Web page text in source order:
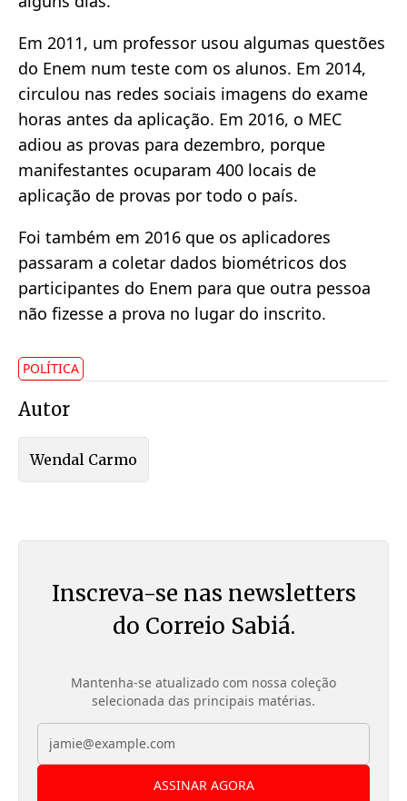
Em 2011, um professor usou algumas questões
do Enem num teste com os alunos. Em 2014,
circulou nas redes sociais imagens do exame
horas antes da aplicação. Em 2016, o MEC
adiou as provas para dezembro, porque
manifestantes ocuparam 400 locais de
aplicação de provas por todo o país.
Foi também em 2016 que os aplicadores
passaram a coletar dados biométricos dos
participantes do Enem para que outra pessoa
não fizesse a prova no lugar do inscrito.
POLÍTICA
Autor
Wendal Carmo
Inscreva-se nas newsletters
do Correio Sabiá.
Mantenha-se atualizado com nossa coleção
selecionada das principais matérias.
ASSINAR AGORA